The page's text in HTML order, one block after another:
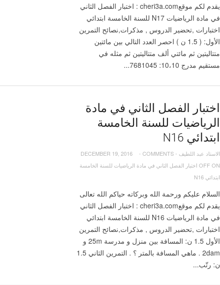
يقدم لكم موقعcheri3a.com : اختبار الفصل الثاني
في مادة الرياضيات N17 للسنة الخامسة ابتدائي
اختبارات ,تحضير الدروس , مذكرات,نصائح التمرين
الأول: ( 1.5 ن ) احصر العدد التالي بين مائتين
متتاليتين ثم مائتي ألف متتاليتين ثم مثله في
مستقيم مدرج 10،10: 7681045...
اختبار الفصل الثاني في مادة
الرياضيات للسنة الخامسة
ابتدائي N16
الاستاد عبد اللطيف -
DECEMBER 19, 2016 - COMMENTS
OFF ON اختبار الفصل الثاني في مادة الرياضيات للسنة الخامسة
ابتدائي N16
السلام عليكم ورحمة الله وبركاته حياكم الله تعالى
يقدم لكم موقعcheri3a.com : اختبار الفصل الثاني
في مادة الرياضيات N16 للسنة الخامسة ابتدائي
اختبارات ,تحضير الدروس , مذكرات,نصائح التمرين
الأول 1.5 ن: المسافة بين منزل و مدرسة 25m و
2dam . ماهي المسافة بالمتر ؟ . التمرين الثاني 1.5
ن: رتّب...